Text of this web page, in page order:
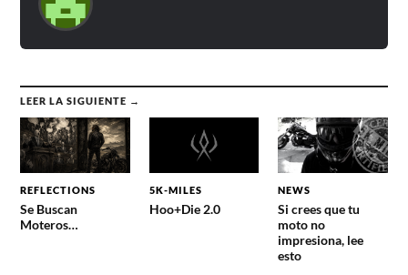
LEER LA SIGUIENTE →
REFLECTIONS
Se Buscan
Moteros…
5K-MILES
Hoo+Die 2.0
NEWS
Si crees que tu
moto no
impresiona, lee
esto